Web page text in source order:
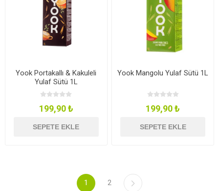
Yook Portakallı & Kakuleli
Yulaf Sütü 1L
199,90 ₺
SEPETE EKLE
Yook Mangolu Yulaf Sütü 1L
199,90 ₺
SEPETE EKLE
1 2